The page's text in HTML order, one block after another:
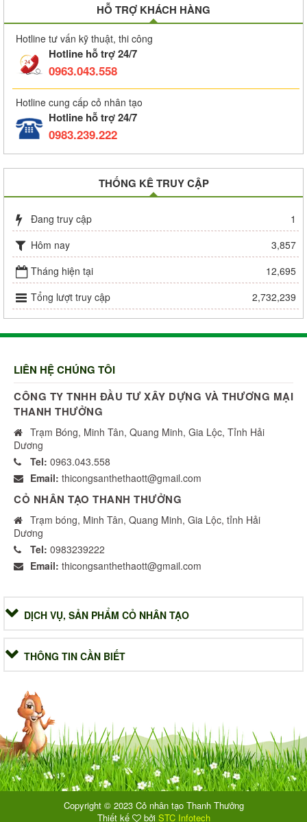
HỖ TRỢ KHÁCH HÀNG
Hotline tư vấn kỹ thuật, thi công
Hotline hỗ trợ 24/7
0963.043.558
Hotline cung cấp cỏ nhân tạo
Hotline hỗ trợ 24/7
0983.239.222
THỐNG KÊ TRUY CẬP
Đang truy cập
1
Hôm nay
3,857
Tháng hiện tại
12,695
Tổng lượt truy cập
2,732,239
LIÊN HỆ CHÚNG TÔI
CÔNG TY TNHH ĐẦU TƯ XÂY DỰNG VÀ THƯƠNG MẠI
THANH THƯỞNG
Trạm Bóng, Minh Tân, Quang Minh, Gia Lộc, Tỉnh Hải
Dương
Tel: 0963.043.558
Email: thicongsanthethaott@gmail.com
CỎ NHÂN TẠO THANH THƯỞNG
Trạm bóng, Minh Tân, Quang Minh, Gia Lộc, tỉnh Hải
Dương
Tel: 0983239222
Email: thicongsanthethaott@gmail.com
DỊCH VỤ, SẢN PHẨM CỎ NHÂN TẠO
THÔNG TIN CẦN BIẾT
Copyright © 2023 Cỏ nhân tạo Thanh Thưởng
Thiết kế
bởi STC Infotech